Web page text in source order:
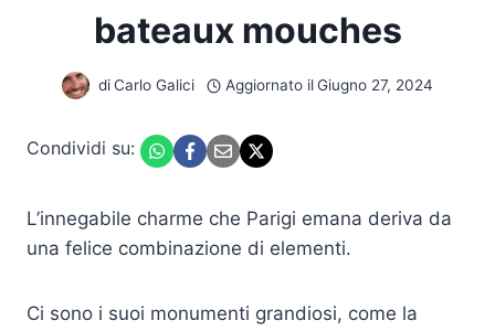
bateaux mouches
di Carlo Galici Aggiornato il Giugno 27, 2024
Condividi su:
L’innegabile charme che Parigi emana deriva da
una felice combinazione di elementi.
Ci sono i suoi monumenti grandiosi, come la